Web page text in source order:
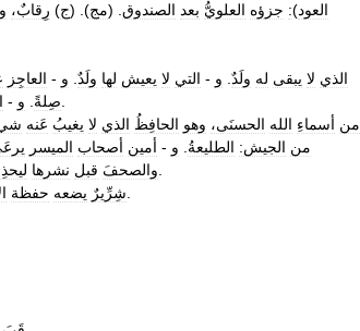
العود)
: جزؤه العلويُّ بعد الصندوق . (مج). (ج) رِقابٌ،
الذي لا يبقى له ولَدٌ و - التي لا يعيش لها ولَدٌ و - العاجِز
صِلةً
و -
من أسماءِ الله الحسنَى، وهو الحافِظُ الذي لا يغيبُ عَنه
من الجيش: الطليعةُ و - أمين أصحاب الميسر
والصحفَ قبل نشرها
شِرِّيرٌ يضعه حفظة